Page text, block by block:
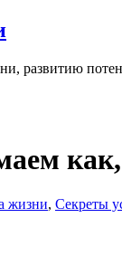
развитию
жизни, Секреты